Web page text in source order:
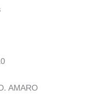
AMARO